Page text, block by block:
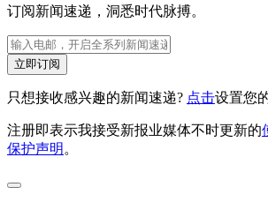
订阅新闻速递，洞悉时代脉搏。
立即订阅
只想接收感兴趣的新闻速递? 点击设置您
注册即表示我接受新报业媒体不时更新的
保护声明 。